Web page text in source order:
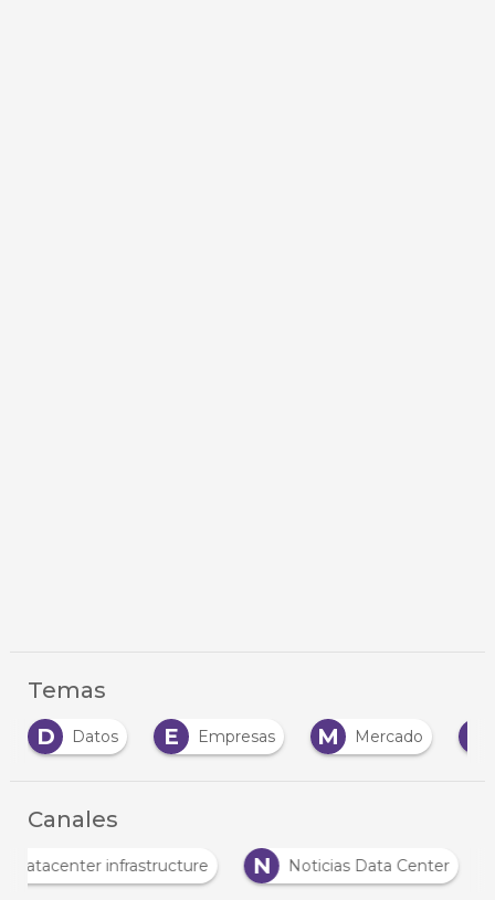
Temas
E Empresas M Mercado N Negocio
Canales
D
Datacenter infrastructure N Noticias Data Center